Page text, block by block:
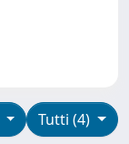
Tutti (4)